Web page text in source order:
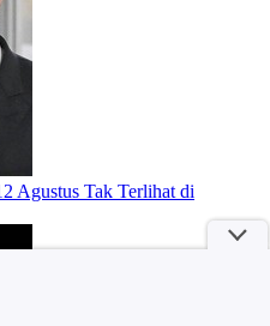
Agustus Tak Terlihat di